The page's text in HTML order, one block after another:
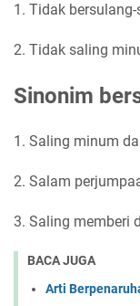
1. Tidak
2. Tidak saling
Sinonim
1. Saling minum
2. Salam
3. Saling memberi
BACA JUGA
Arti